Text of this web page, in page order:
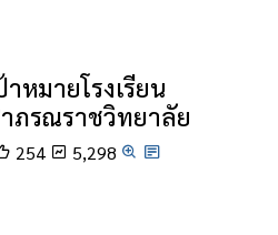
หมายโรงเรียน
ภรณราชวิทยาลัย
254 5,298